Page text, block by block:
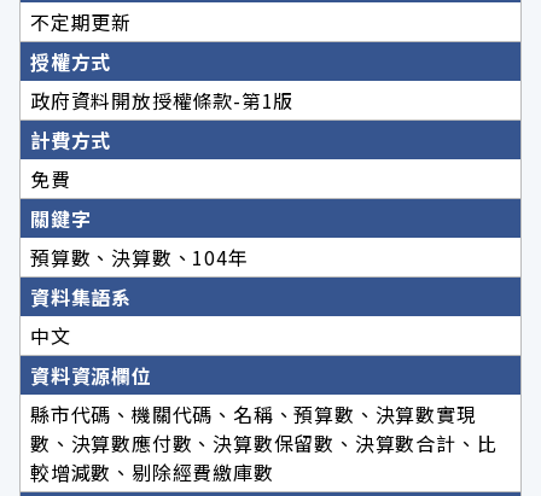
不定期更新
授權方式
政府資料開放授權條款-第1版
計費方式
免費
關鍵字
預算數、決算數、104年
資料集語系
中文
資料資源欄位
縣市代碼、機關代碼、名稱、預算數、決算數實現
數、決算數應付數、決算數保留數、決算數合計、比
較增減數、剔除經費繳庫數